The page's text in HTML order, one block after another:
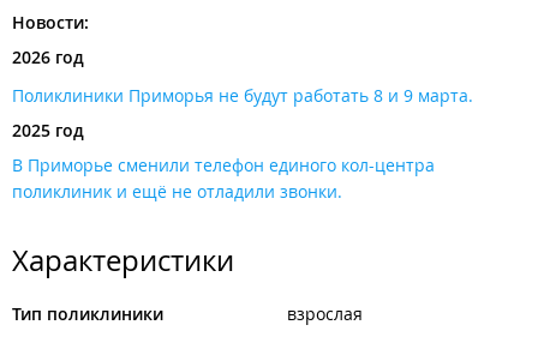
Новости:
2026 год
Поликлиники Приморья не будут работать 8 и 9 марта.
2025 год
В Приморье сменили телефон единого кол-центра
поликлиник и ещё не отладили звонки.
Характеристики
Тип поликлиники взрослая